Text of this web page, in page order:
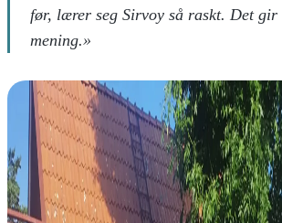
før, lærer seg Sirvoy så raskt. Det gir
mening.»